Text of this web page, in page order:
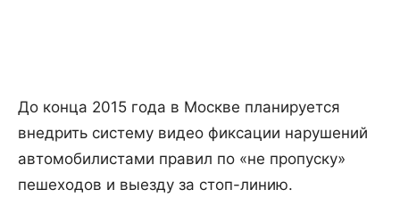
До конца 2015 года в Москве планируется
внедрить систему видео фиксации нарушений
автомобилистами правил по «не пропуску»
пешеходов и выезду за стоп-линию.